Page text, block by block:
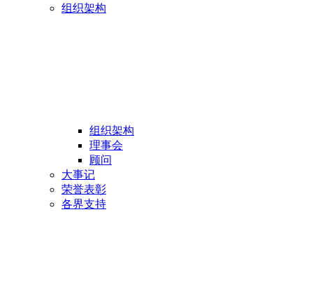
组织架构
组织架构
理事会
顾问
大事记
荣誉表彰
各界支持